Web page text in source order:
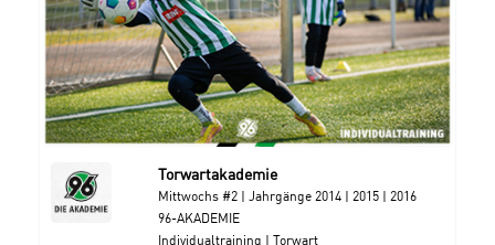
Torwartakademie
Mittwochs #2 | Jahrgänge 2014 | 2015 | 2016
96-AKADEMIE
Individualtraining | Torwart